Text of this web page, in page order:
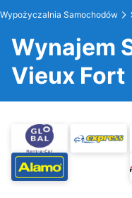
Wypożyczalnia Samochodów
Wynajem
Vieux Fort